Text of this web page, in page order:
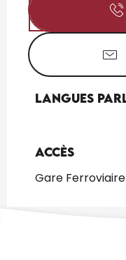
Langues
Langues
Accès
Accès
Gare Ferroviaire